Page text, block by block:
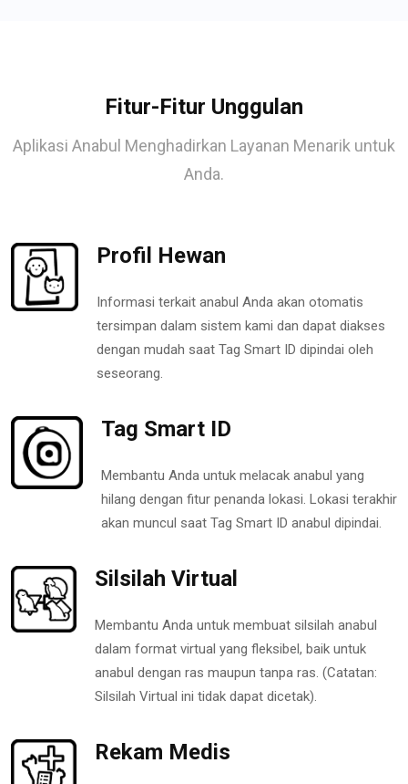
Fitur-Fitur Unggulan
Aplikasi Anabul Menghadirkan Layanan Menarik untuk
Anda.
Profil Hewan
Informasi terkait anabul Anda akan otomatis
tersimpan dalam sistem kami dan dapat diakses
dengan mudah saat Tag Smart ID dipindai oleh
seseorang.
Tag Smart ID
Membantu Anda untuk melacak anabul yang
hilang dengan fitur penanda lokasi. Lokasi terakhir
akan muncul saat Tag Smart ID anabul dipindai.
Silsilah Virtual
Membantu Anda untuk membuat silsilah anabul
dalam format virtual yang fleksibel, baik untuk
anabul dengan ras maupun tanpa ras. (Catatan:
Silsilah Virtual ini tidak dapat dicetak).
Rekam Medis